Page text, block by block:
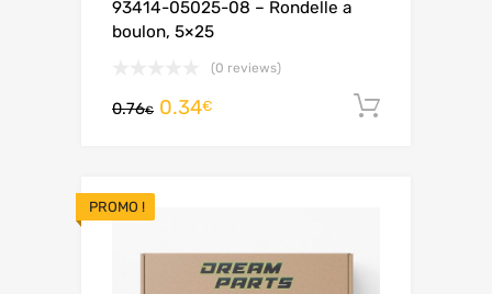
93414-05025-08 – Rondelle a
boulon, 5×25
(0 reviews)
0.76€ 0.34€
PROMO !